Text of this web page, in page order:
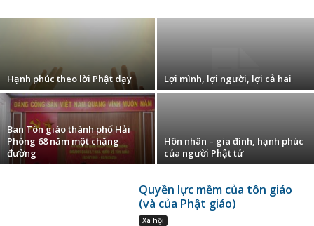
Hạnh phúc theo lời Phật dạy Lợi mình, lợi người, lợi cả hai
Ban Tôn giáo thành phố Hải
Phòng 68 năm một chặng
đường
Hôn nhân – gia đình, hạnh phúc
của người Phật tử
Quyền lực mềm của tôn giáo
(và của Phật giáo)
Xã hội